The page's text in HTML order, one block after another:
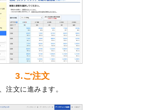
ノミータイプののぼりが作成できるよ
なりました！
商品】のぼり
が作成できるようになり
た！
デザインテンプレートを追加しまし
商品】ステッカー
ました！
年版4月始まりのカレンダーデザイン
3.ご注文
注文に進みます。